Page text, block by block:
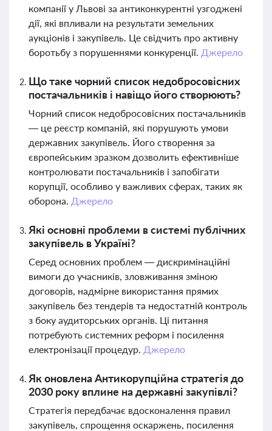
компанії у Львові за антиконкурентні узгоджені
дії, які впливали на результати земельних
аукціонів і закупівель. Це свідчить про активну
боротьбу з порушеннями конкуренції. Джерело
Що таке чорний список недобросовісних
постачальників і навіщо його створюють?
Чорний список недобросовісних постачальників
— це реєстр компаній, які порушують умови
державних закупівель. Його створення за
європейським зразком дозволить ефективніше
контролювати постачальників і запобігати
корупції, особливо у важливих сферах, таких як
оборона. Джерело
Які основні проблеми в системі публічних
закупівель в Україні?
Серед основних проблем — дискримінаційні
вимоги до учасників, зловживання зміною
договорів, надмірне використання прямих
закупівель без тендерів та недостатній контроль
з боку аудиторських органів. Ці питання
потребують системних реформ і посилення
електронізації процедур. Джерело
Як оновлена Антикорупційна стратегія до
2030 року вплине на державні закупівлі?
Стратегія передбачає вдосконалення правил
закупівель, спрощення оскаржень, посилення